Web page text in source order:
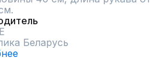
Беларусь